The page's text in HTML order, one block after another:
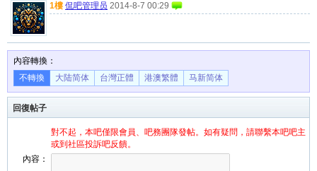
1樓 侃吧管理员 2014-8-7 00:29
內容轉換：
不轉換
大陆简体 台灣正體 港澳繁體 马新简体
回復帖子
對不起，本吧僅限會員、吧務團隊發帖。如有疑問，請聯繫本吧吧主
或到社區投訴吧反饋。
內容：